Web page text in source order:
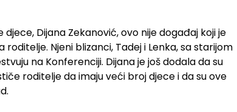
Dijana Zekanović, ovo nije događaj koji je
Njeni blizanci, Tadej i Lenka, sa starijom
na Konferenciji. Dijana je još dodala da su
roditelje da imaju veći broj djece i da su ove